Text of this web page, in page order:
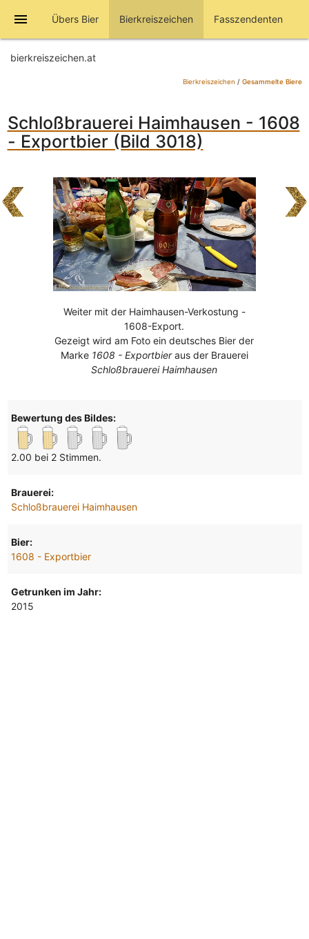
menu Übers Bier Bierkreiszeichen Fasszendenten
bierkreiszeichen.at
Bierkreiszeichen / Gesammelte Biere
Schloßbrauerei Haimhausen - 1608
- Exportbier (Bild 3018)
Weiter mit der Haimhausen-Verkostung -
1608-Export.
Gezeigt wird am Foto ein deutsches Bier der
Marke 1608 - Exportbieraus der Brauerei
Schloßbrauerei Haimhausen
Bewertung des Bildes:
2.00 bei 2 Stimmen.
Brauerei:
Schloßbrauerei Haimhausen
Bier:
1608 - Exportbier
Getrunken im Jahr:
2015